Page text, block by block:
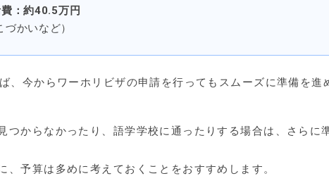
：約40.5万円
づかいなど）
、今からワーホリビザの申請を行ってもスムーズに準備を進
つからなかったり、語学学校に通ったりする場合は、さらに
、予算は多めに考えておくことをおすすめします。